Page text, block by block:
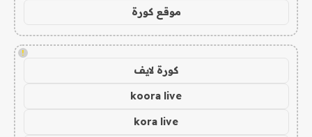
موقع كورة
!
كورة لايف
koora live
kora live